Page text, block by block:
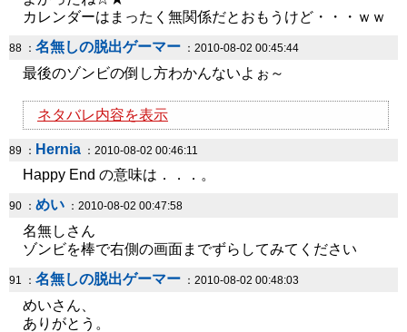
カレンダーはまったく無関係だとおもうけど・・・ｗｗ
88 ： 名無しの脱出ゲーマー ：2010-08-02 00:45:44
最後のゾンビの倒し方わかんないよぉ～
ネタバレ内容を表示
89 ： Hernia ：2010-08-02 00:46:11
Happy End の意味は．．．。
90 ： めい ：2010-08-02 00:47:58
名無しさん
ゾンビを棒で右側の画面までずらしてみてください
91 ： 名無しの脱出ゲーマー ：2010-08-02 00:48:03
めいさん、
ありがとう。